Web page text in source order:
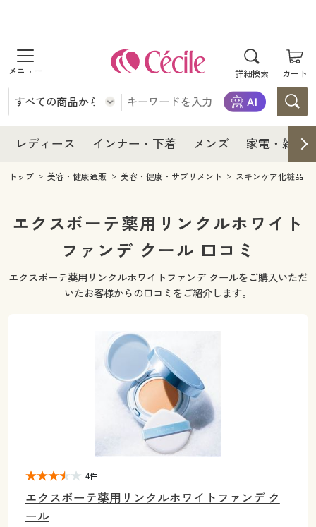
詳細検索 カート
商品を探す
レディース
レディースファッション
女性下着
インナー・下着
インナー・下着通販すべて
女性下着
メンズ下着
ジュニア・ティーンズ下着
メンズ
メンズ通販すべて
メンズファッション
メンズ下着
家電・雑貨
家電・雑貨すべて
キッチン・雑貨・日用品
寝具・インテリア・家具
寝具・インテリア・家具通販すべて
カーテン・ラグ・ファブリック
美容・健康
美容・健康・サプリメント
制服・スクールすべて
大きいサイズ通販すべて
大きいサイズ レディース下着
カタログ
レディース インナー・下着 メンズ 家電・雑貨
レディース
レディース通販すべて
レディースファッション
インナー・下着
インナー・下着通販すべて
ジュニア・ティーンズ下着
メンズ
メンズ下着
キッチン・雑貨・日用品
寝具・インテリア・家具通販すべて
家具・収納
カーテン・ラグ・ファブリック
美容・健康
美容・健康通販すべて
制服・スクール
ジュニア・ティーンズ下着
大きいサイズ通販すべて
大きいサイズ レディース服
大きいサイズ レディース下着
大きいサイズ メンズ
大きいサイズ 事務・制服
カタログ
カタログ・チラシからのご注文
トップ 美容・健康通販 美容・健康・サプリメント スキンケア化粧品
エクスボーテ薬用リンクルホワイト
ファンデ クール 口コミ
エクスボーテ薬用リンクルホワイトファンデ クールをご購入いただ
いたお客様からの口コミをご紹介します。
エクスボーテ薬用リンクルホワイトファンデ ク
ール
4件